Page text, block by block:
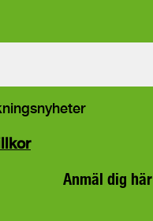
Anmäl dig här